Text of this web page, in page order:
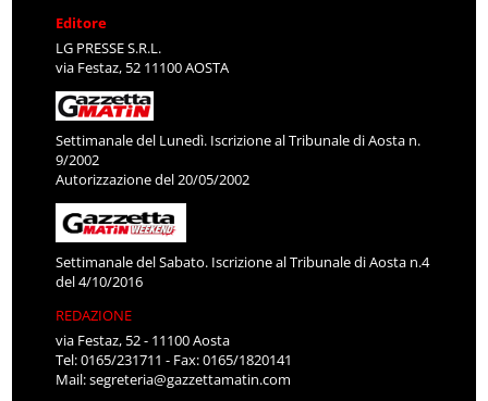
Editore
LG PRESSE S.R.L.
via Festaz, 52 11100 AOSTA
Settimanale del Lunedì. Iscrizione al Tribunale di Aosta n.
9/2002
Autorizzazione del 20/05/2002
Settimanale del Sabato. Iscrizione al Tribunale di Aosta n.4
del 4/10/2016
REDAZIONE
via Festaz, 52 - 11100 Aosta
Tel: 0165/231711 - Fax: 0165/1820141
Mail:segreteria@gazzettamatin.com